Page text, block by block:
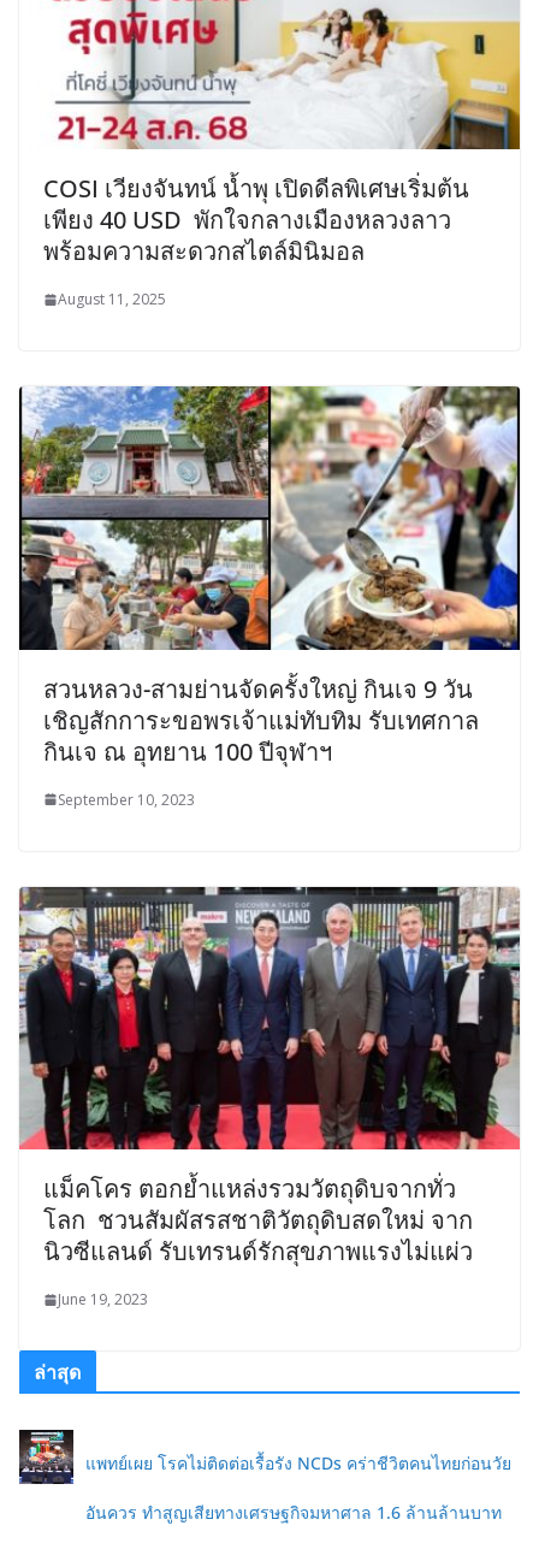
COSI เวียงจันทน์ น้ำพุ เปิดดีลพิเศษเริ่มต้น
เพียง 40 USD พักใจกลางเมืองหลวงลาว
พร้อมความสะดวกสไตล์มินิมอล
August 11, 2025
สวนหลวง-สามย่านจัดครั้งใหญ่ กินเจ 9 วัน
เชิญสักการะขอพรเจ้าแม่ทับทิม รับเทศกาล
กินเจ ณ อุทยาน 100 ปีจุฬาฯ
September 10, 2023
แม็คโคร ตอกย้ำแหล่งรวมวัตถุดิบจากทั่ว
โลก ชวนสัมผัสรสชาติวัตถุดิบสดใหม่ จาก
นิวซีแลนด์ รับเทรนด์รักสุขภาพแรงไม่แผ่ว
June 19, 2023
ล่าสุด
แพทย์เผย โรคไม่ติดต่อเรื้อรัง NCDs คร่าชีวิตคนไทยก่อนวัย
อันควร ทำสูญเสียทางเศรษฐกิจมหาศาล 1.6 ล้านล้านบาท